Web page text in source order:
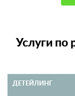
Услуги по
ДЕТЕЙЛИНГ